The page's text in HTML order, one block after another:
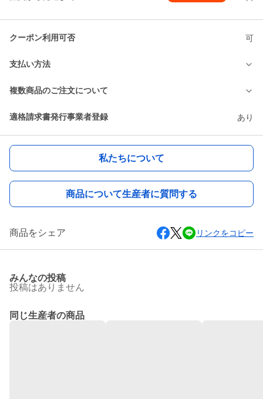
クーポン利用可否 可
支払い方法
複数商品のご注文について
適格請求書発行事業者登録 あり
私たちについて
商品について生産者に質問する
商品をシェア リンクをコピー
みんなの投稿
投稿はありません
同じ生産者の商品